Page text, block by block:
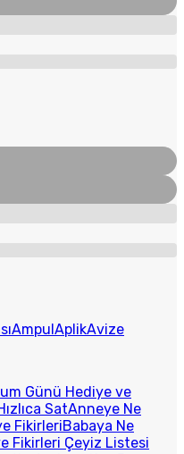
AmpulAplikAvize
Günü Hediye ve
SatAnneye Ne
FikirleriBabaya Ne
Fikirleri Çeyiz Listesi